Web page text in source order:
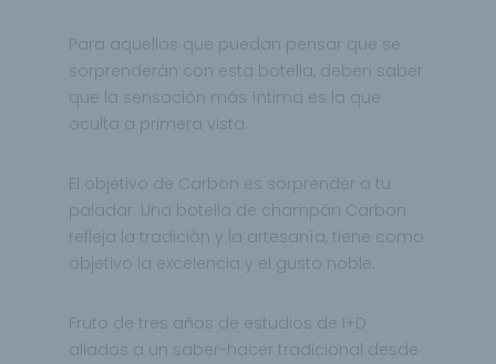
Para aquellos que puedan pensar que se
sorprenderán con esta botella, deben saber
que la sensación más íntima es la que
oculta a primera vista.
El objetivo de Carbon es sorprender a tu
paladar. Una botella de champán Carbon
refleja la tradición y la artesanía, tiene como
objetivo la excelencia y el gusto noble.
Fruto de tres años de estudios de I+D
aliados a un saber-hacer tradicional desde